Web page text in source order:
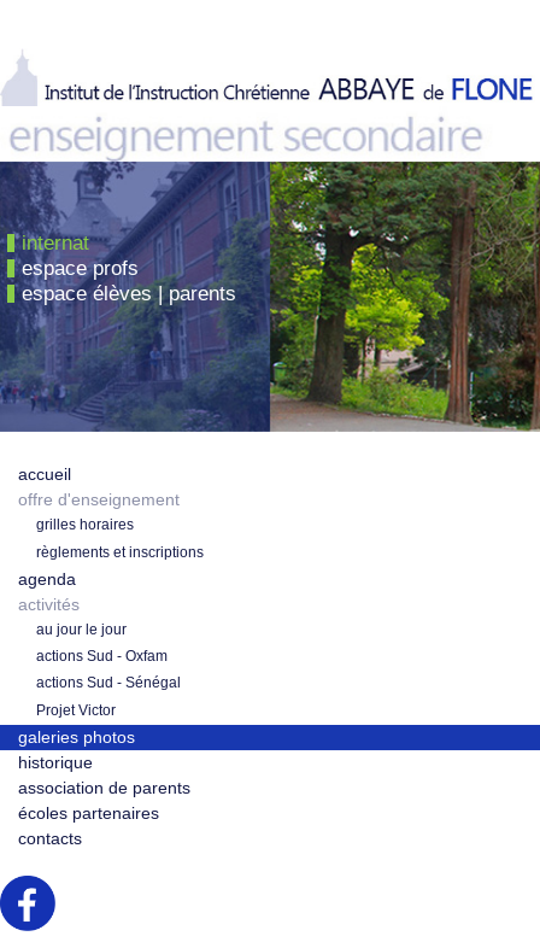
internat
espace profs
espace élèves | parents
accueil
offre d'enseignement
grilles horaires
règlements et inscriptions
agenda
activités
au jour le jour
actions Sud - Oxfam
actions Sud - Sénégal
Projet Victor
galeries photos
historique
association de parents
écoles partenaires
contacts